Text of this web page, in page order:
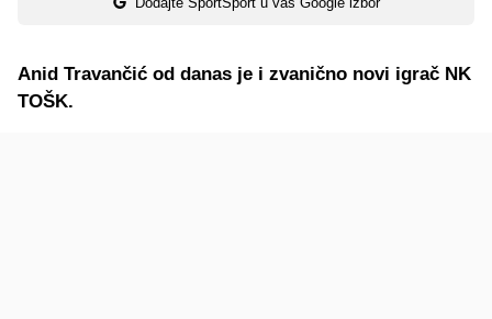
Anid Travančić od danas je i zvanično novi igrač NK
TOŠK.